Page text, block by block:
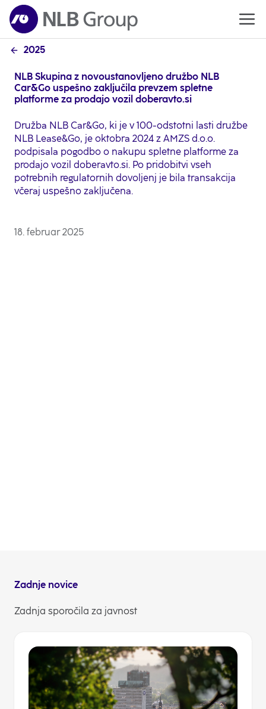
2025
NLB Skupina z novoustanovljeno družbo NLB
Car&Go uspešno zaključila prevzem spletne
platforme za prodajo vozil doberavto.si
Družba NLB Car&Go, ki je v 100-odstotni lasti družbe
NLB Lease&Go, je oktobra 2024 z AMZS d.o.o.
podpisala pogodbo o nakupu spletne platforme za
prodajo vozil doberavto.si. Po pridobitvi vseh
potrebnih regulatornih dovoljenj je bila transakcija
včeraj uspešno zaključena.
18. februar 2025
Zadnje novice
Zadnja sporočila za javnost